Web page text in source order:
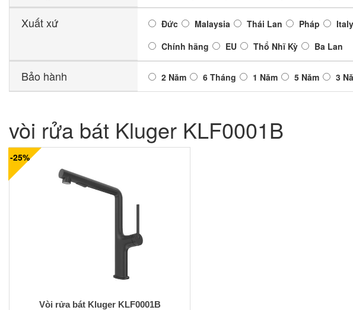
Xuất xứ Đức Malaysia Thái Lan Pháp Italy
Chính hãng
EU Thổ Nhĩ Kỳ Ba Lan
Bảo hành 2 Năm 6 Tháng 1 Năm 5 Năm 3
vòi rửa bát Kluger KLF0001B
-25%
Vòi rửa bát Kluger KLF0001B